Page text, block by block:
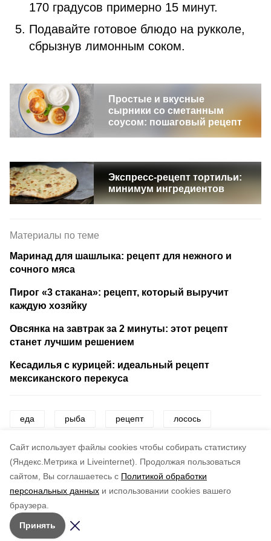
Cайт использует файлы cookies чтобы собирать статистику
(Яндекс.Метрика и Liveinternet).
Продолжая пользоваться
сайтом, Вы соглашаетесь с Политикой обработки
персональных данных и использовании cookies вашего
браузера.
Принять
170 градусов примерно 15 минут.
Подавайте готовое блюдо на рукколе,
сбрызнув лимонным соком.
Простые и вкусные
сырники со сметанным
соусом: пошаговый рецепт
Экспресс-рецепт тортильи:
минимум ингредиентов
Материалы по теме
Маринад для шашлыка: рецепт для нежного и
сочного мяса
Пирог «3 стакана»: рецепт, который выручит
каждую хозяйку
Овсянка на завтрак за 2 минуты: этот рецепт
станет лучшим решением
Кесадилья с курицей: идеальный рецепт
мексиканского перекуса
еда рыба рецепт лосось
кулинария продукты
по оценке
5